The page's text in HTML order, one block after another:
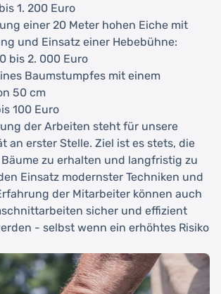
1. 200 Euro
einer 20 Meter hohen Eiche mit
und Einsatz einer Hebebühne:
bis 2. 000 Euro
Baumstumpfes mit einem
50 cm
100 Euro
der Arbeiten steht für unsere
an erster Stelle. Ziel ist es stets, die
zu erhalten und langfristig zu
Einsatz modernster Techniken und
der Mitarbeiter können auch
sicher und effizient
- selbst wenn ein erhöhtes Risiko